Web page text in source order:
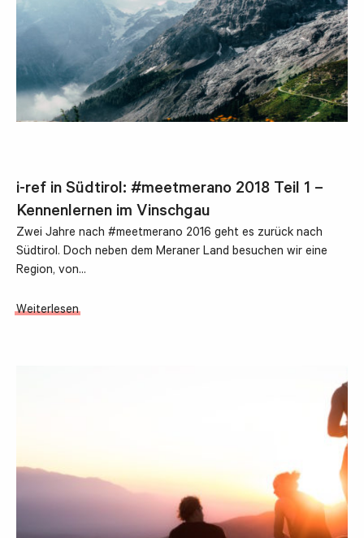
i-ref in Südtirol: #meetmerano 2018 Teil 1 –
Kennenlernen im Vinschgau
Zwei Jahre nach #meetmerano 2016 geht es zurück nach
Südtirol. Doch neben dem Meraner Land besuchen wir eine
Region, von…
Weiterlesen